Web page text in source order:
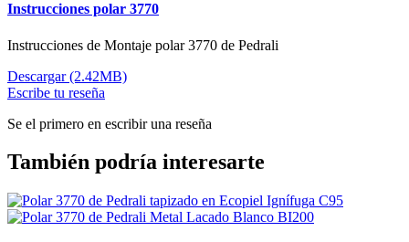
Instrucciones polar 3770
Instrucciones de Montaje polar 3770 de Pedrali
Descargar (2.42MB)
Escribe tu reseña
Se el primero en escribir una reseña
También podría interesarte